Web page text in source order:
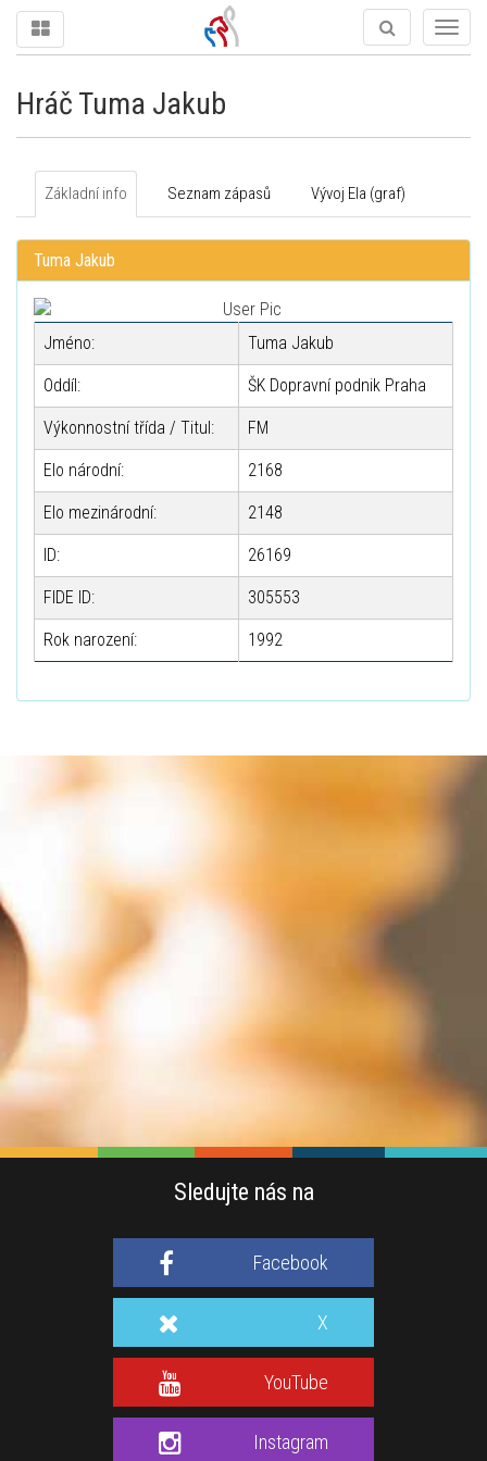
Hráč Tuma Jakub
Základní info Seznam zápasů Vývoj Ela (graf)
Tuma Jakub
Jméno: Tuma Jakub
Oddíl: ŠK Dopravní podnik Praha
Výkonnostní třída / Titul: FM
Elo národní: 2168
Elo mezinárodní: 2148
ID: 26169
FIDE ID: 305553
Rok narození: 1992
Sledujte nás na
Facebook
X
YouTube
Instagram